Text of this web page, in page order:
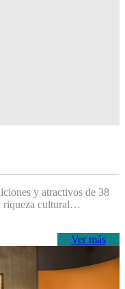
y atractivos de 38
riqueza cultural…
Ver más